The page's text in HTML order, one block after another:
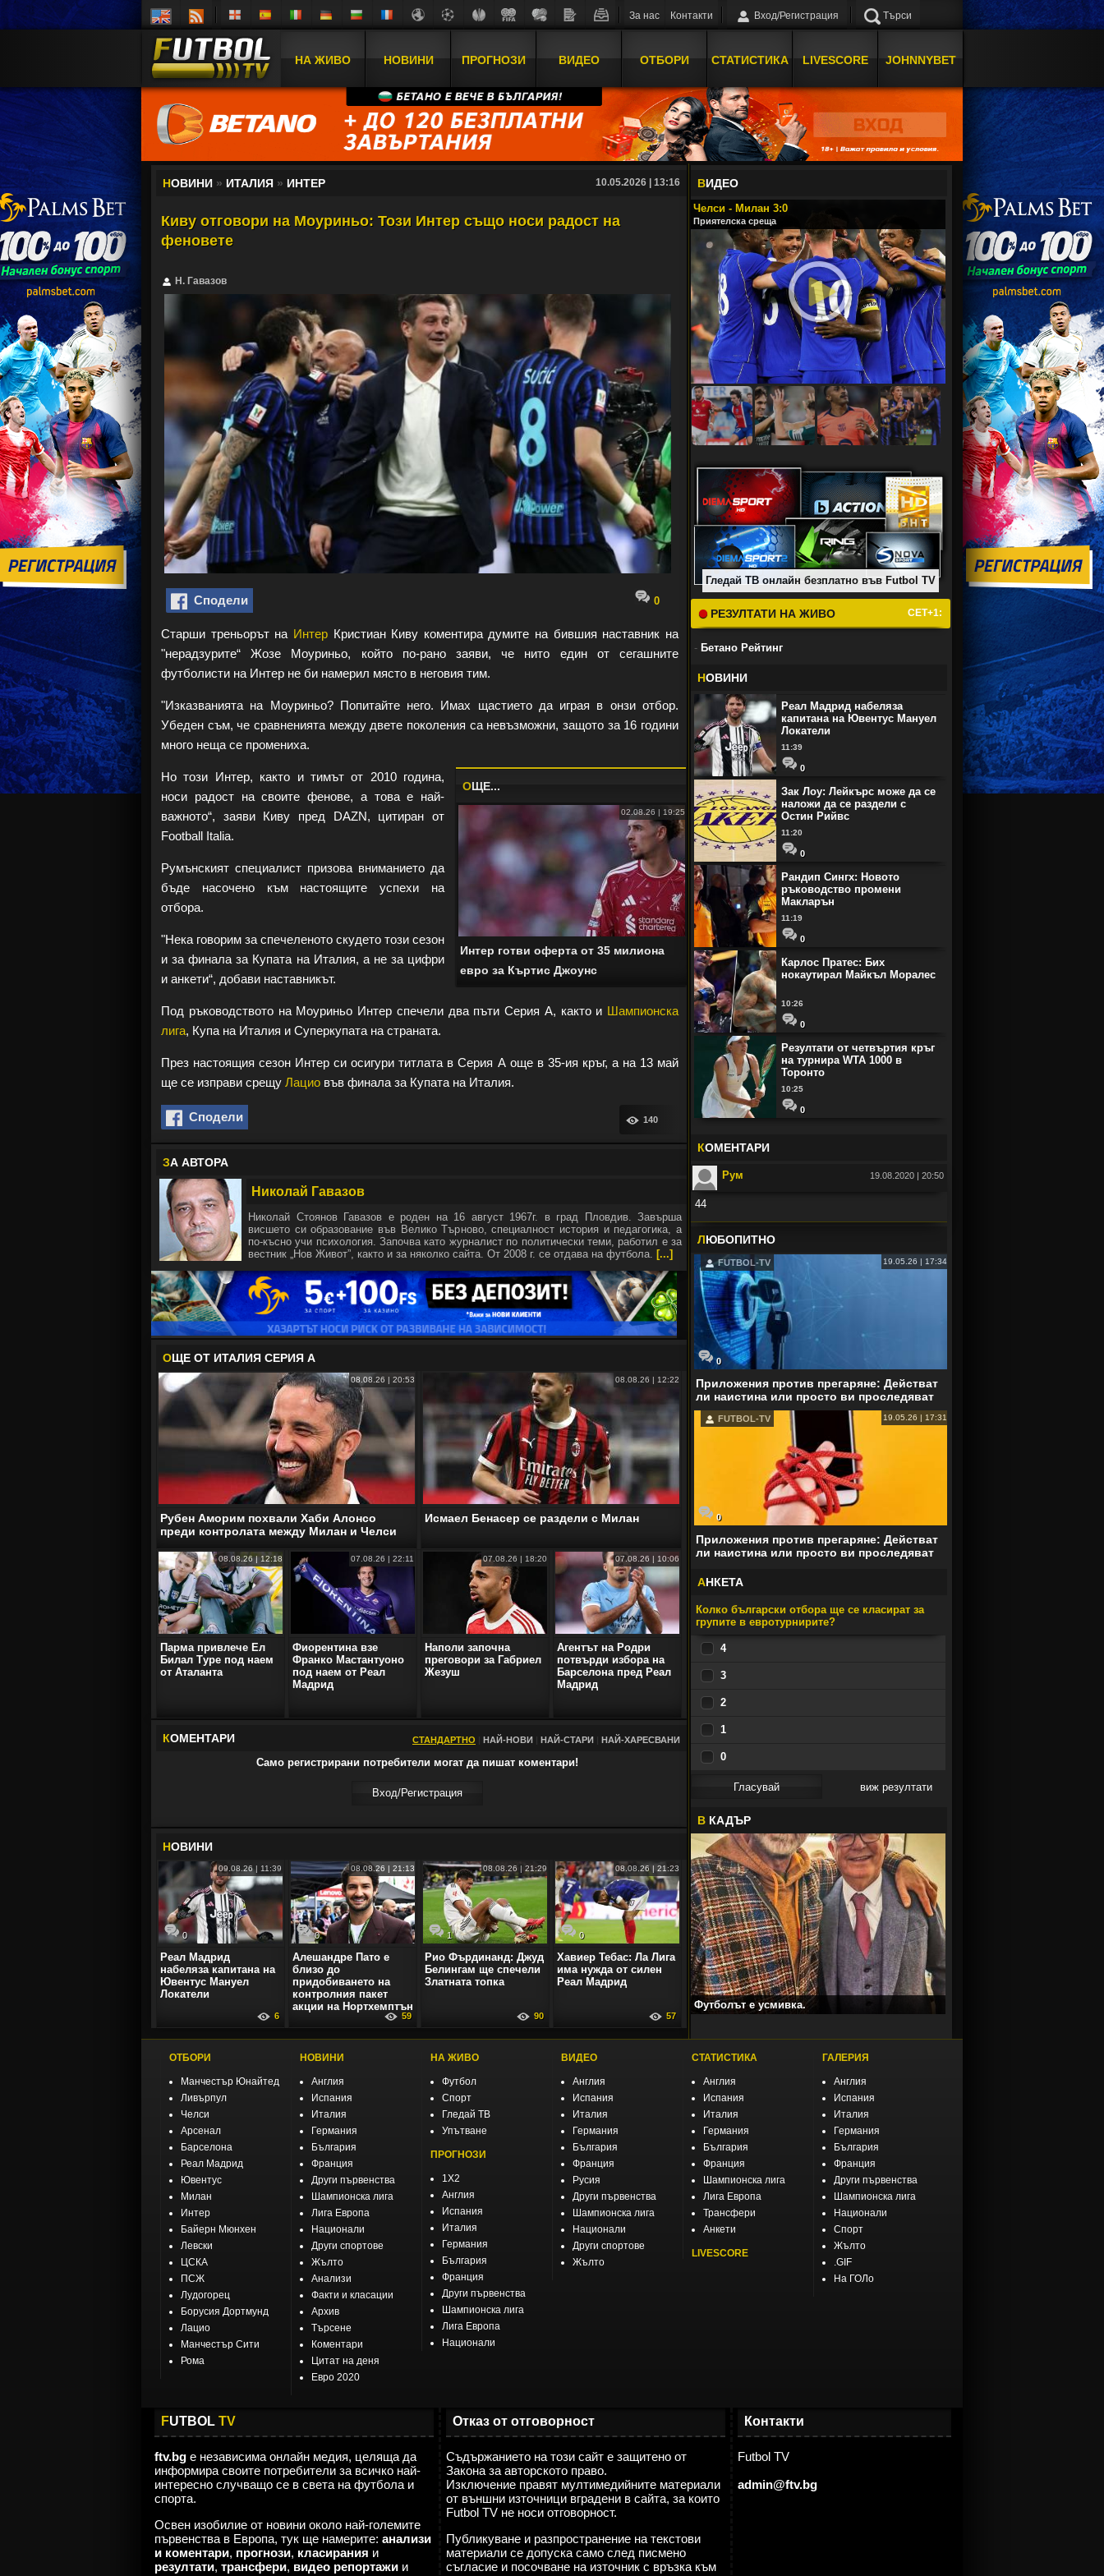
За нас Контакти Вход/Регистрация Търси
НА ЖИВО НОВИНИ ПРОГНОЗИ ВИДЕО ОТБОРИ СТАТИСТИКА LIVESCORE JOHNNYBET
НОВИНИ » ИТАЛИЯ » ИНТЕР 10.05.2026 | 13:16
Киву отговори на Моуриньо: Този Интер също носи радост на
феновете
Н. Гавазов
Сподели 0
Старши треньорът на ИнтерКристиан Киву коментира думите на бившия наставник на
"нерадзурите“ Жозе Моуриньо, който по-рано заяви, че нито един от сегашните
футболисти на Интер не би намерил място в неговия тим.
"Изказванията на Моуриньо? Попитайте него. Имах щастието да играя в онзи отбор.
Убеден съм, че сравненията между двете поколения са невъзможни, защото за 16 години
много неща се промениха.
OЩЕ...
02.08.26 | 19:25
Интер готви оферта от 35 милиона
евро за Къртис Джоунс
Но този Интер, както и тимът от 2010 година,
носи радост на своите фенове, а това е най-
важното“, заяви Киву пред DAZN, цитиран от
Football Italia.
Румънският специалист призова вниманието да
бъде насочено към настоящите успехи на
отбора.
"Нека говорим за спечеленото скудето този сезон
и за финала за Купата на Италия, а не за цифри
и анкети“, добави наставникът.
Под ръководството на Моуриньо Интер спечели два пъти Серия А, както и Шампионска
лига, Купа на Италия и Суперкупата на страната.
През настоящия сезон Интер си осигури титлата в Серия А още в 35-ия кръг, а на 13 май
ще се изправи срещу Лацио във финала за Купата на Италия.
Сподели 140
ЗА АВТОРА
Николай Гавазов
Николай Стоянов Гавазов е роден на 16 август 1967г. в град Пловдив. Завърша
висшето си образование във Велико Търново, специалност история и педагогика, а
по-късно учи психология. Започва като журналист по политически теми, работил е за
вестник „Нов Живот”, както и за няколко сайта. От 2008 г. се отдава на футбола. [...]
ОЩЕ ОТ ИТАЛИЯ СЕРИЯ А
08.08.26 | 20:53
Рубен Аморим похвали Хаби Алонсо
преди контролата между Милан и Челси
08.08.26 | 12:22
Исмаел Бенасер се раздели с Милан
08.08.26 | 12:18
Парма привлече Ел
Билал Туре под наем
от Аталанта
07.08.26 | 22:11
Фиорентина взе
Франко Мастантуоно
под наем от Реал
Мадрид
07.08.26 | 18:20
Наполи започна
преговори за Габриел
Жезуш
07.08.26 | 10:06
Агентът на Родри
потвърди избора на
Барселона пред Реал
Мадрид
КОМЕНТАРИ СТАНДАРТНО НАЙ-НОВИ НАЙ-СТАРИ НАЙ-ХАРЕСВАНИ
Само регистрирани потребители могат да пишат коментари!
Вход/Регистрaция
НОВИНИ
0
09.08.26 | 11:39
Реал Мадрид
набеляза капитана на
Ювентус Мануел
Локатели
6
0
08.08.26 | 21:13
Алешандре Пато е
близо до
придобиването на
контролния пакет
акции на Нортхемптън
59
1
08.08.26 | 21:29
Рио Фърдинанд: Джуд
Белингам ще спечели
Златната топка
90
0
08.08.26 | 21:23
Хавиер Тебас: Ла Лига
има нужда от силен
Реал Мадрид
57
ВИДЕО
Челси - Милан 3:0
Приятелска среща
Гледай ТВ онлайн безплатно във Futbol TV
РЕЗУЛТАТИ НА ЖИВО СЕТ+1:
- Бетано Рейтинг
НОВИНИ
Реал Мадрид набеляза
капитана на Ювентус Мануел
Локатели
11:39
0
Зак Лоу: Лейкърс може да се
наложи да се раздели с
Остин Рийвс
11:20
0
Рандип Сингх: Новото
ръководство промени
Макларън
11:19
0
Карлос Пратес: Бих
нокаутирал Майкъл Моралес
10:26
0
Резултати от четвъртия кръг
на турнира WTA 1000 в
Торонто
10:25
0
КОМЕНТАРИ
Рум 19.08.2020 | 20:50
44
Във: Рио Фърдинанд: Джуд Белингам ще
спечели Златната топка
ЛЮБОПИТНО
FUTBOL-TV 19.05.26 | 17:34
0
Приложения против прегаряне: Действат
ли наистина или просто ви проследяват
FUTBOL-TV 19.05.26 | 17:31
0
Приложения против прегаряне: Действат
ли наистина или просто ви проследяват
АНКЕТА
Колко български отбора ще се класират за
групите в евротурнирите?
4
3
2
1
0
виж резултати
В КАДЪР
Футболът е усмивка.
ОТБОРИ
Манчестър Юнайтед
Ливърпул
Челси
Арсенал
Барселона
Реал Мадрид
Ювентус
Милан
Интер
Байерн Мюнхен
Левски
ЦСКА
ПСЖ
Лудогорец
Борусия Дортмунд
Лацио
Манчестър Сити
Рома
НОВИНИ
Англия
Испания
Италия
Германия
България
Франция
Други първенства
Шампионска лига
Лига Европа
Национали
Други спортове
Жълто
Анализи
Факти и класации
Архив
Търсене
Коментари
Цитат на деня
Евро 2020
НА ЖИВО
Футбол
Спорт
Гледай ТВ
Упътване
ПРОГНОЗИ
1X2
Англия
Испания
Италия
Германия
България
Франция
Други първенства
Шампионска лига
Лига Европа
Национали
ВИДЕО
Англия
Испания
Италия
Германия
България
Франция
Русия
Други първенства
Шампионска лига
Национали
Други спортове
Жълто
СТАТИСТИКА
Англия
Испания
Италия
Германия
България
Франция
Шампионска лига
Лига Европа
Трансфери
Анкети
LIVESCORE
ГАЛЕРИЯ
Англия
Испания
Италия
Германия
България
Франция
Други първенства
Шампионска лига
Национали
Спорт
Жълто
.GIF
На ГОЛо
FUTBOL TV
ftv.bg е независима онлайн медия, целяща да
информира своите потребители за всичко най-
интересно случващо се в света на футбола и
спорта.
Освен изобилие от новини около най-големите
първенства в Европа, тук ще намерите: анализи
и коментари, прогнози, класирания и
резултати, трансфери, видео репортажи и
Отказ от отговорност
Съдържанието на този сайт е защитено от
Закона за авторското право.
Изключение правят мултимедийните материали
от външни източници вградени в сайта, за които
Futbol TV не носи отговорност.
Публикуване и разпространение на текстови
материали се допуска само след писмено
съгласие и посочване на източник с връзка към
Контакти
Futbol TV
admin@ftv.bg